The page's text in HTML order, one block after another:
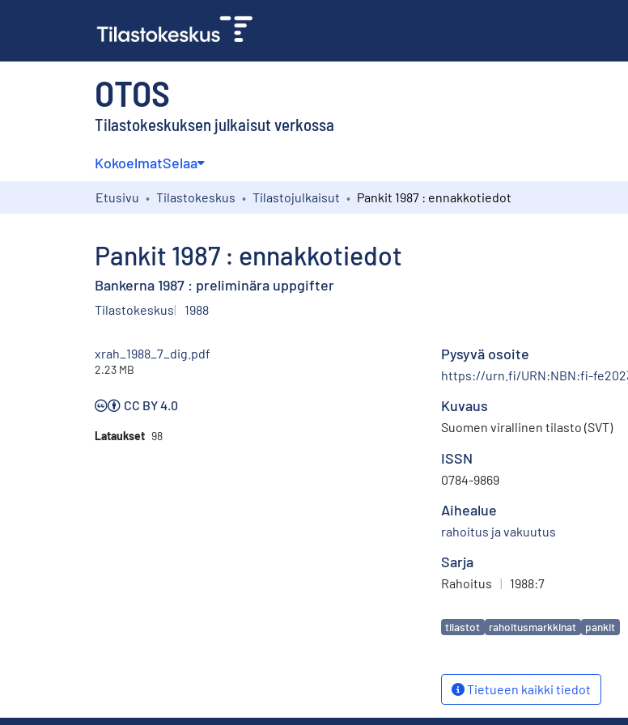
OTOS
Tilastokeskuksen julkaisut verkossa
KokoelmatSelaa
Etusivu Tilastokeskus Tilastojulkaisut Pankit 1987 : ennakkotiedot
Pankit 1987 : ennakkotiedot
Bankerna 1987 : preliminära uppgifter
Tilastokeskus 1988
xrah_1988_7_dig.pdf
2.23 MB
CC BY 4.0
Lataukset 98
Pysyvä osoite
https://urn.fi/URN:NBN:fi-
Kuvaus
Suomen virallinen tilasto (SVT)
ISSN
0784-9869
Aihealue
rahoitus ja vakuutus
Sarja
Rahoitus | 1988:7
Avainsanat
tilastot rahoitusmarkkinat pankit
Tietueen kaikki tiedot